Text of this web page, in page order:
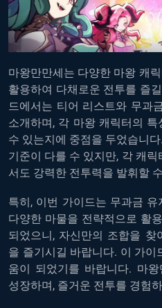
마왕만만세는 다양한 마왕 캐
활용하여 다채로운 전투를 즐길
드에서는 티어 리스트와 무과
소개하며, 각 마왕 캐릭터의 특
수 있는지에 중점을 두었습니다.
기준이 다를 수 있지만, 각 캐릭
서도 강력한 전투력을 발휘할 수
특히, 이번 가이드는 무과금 유
다양한 마물을 전략적으로 활
되었으니, 자신만의 조합을 찾
을 즐기시길 바랍니다. 이 가이
움이 되었기를 바랍니다. 마왕
성장하며, 즐거운 전투를 경험